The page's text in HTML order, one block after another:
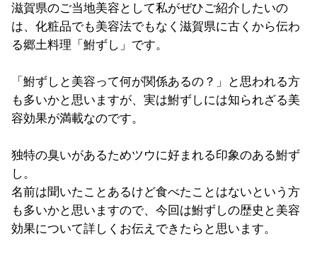
滋賀県のご当地美容として私がぜひご紹介したいの
は、化粧品でも美容法でもなく滋賀県に古くから伝わ
る郷土料理「鮒ずし」です。
「鮒ずしと美容って何が関係あるの？」と思われる方
も多いかと思いますが、実は鮒ずしには知られざる美
容効果が満載なのです。
独特の臭いがあるためツウに好まれる印象のある鮒ず
し。
名前は聞いたことあるけど食べたことはないという方
も多いかと思いますので、今回は鮒ずしの歴史と美容
効果について詳しくお伝えできたらと思います。